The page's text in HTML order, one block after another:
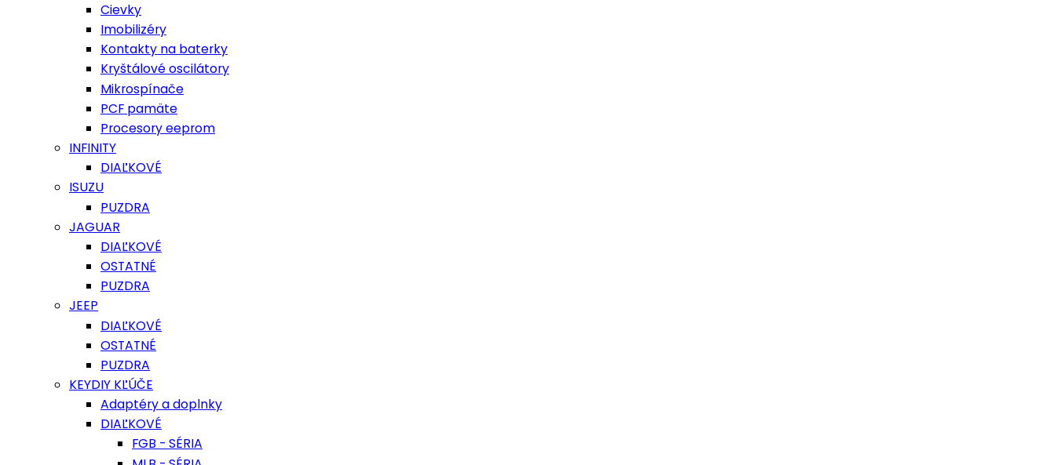
Cievky
Imobilizéry
Kontakty na baterky
Kryštálové oscilátory
Mikrospínače
PCF pamäte
Procesory eeprom
INFINITY
DIAĽKOVÉ
ISUZU
PUZDRA
JAGUAR
DIAĽKOVÉ
OSTATNÉ
PUZDRA
JEEP
DIAĽKOVÉ
OSTATNÉ
PUZDRA
KEYDIY KĽÚČE
Adaptéry a doplnky
DIAĽKOVÉ
FGB - SÉRIA